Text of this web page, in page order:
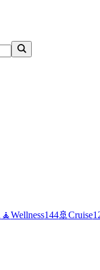
🧘Wellness144🚢 Cruise